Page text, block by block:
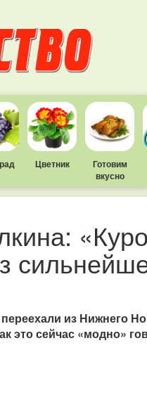
Цветник
Готовим
вкусно
из Нижнего
это сейчас «модно»